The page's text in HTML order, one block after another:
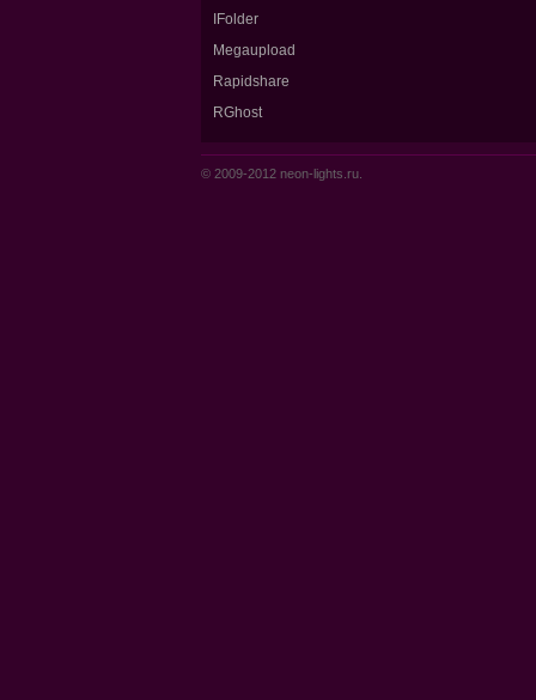
IFolder
Megaupload
Rapidshare
RGhost
© 2009-2012 neon-lights.ru.